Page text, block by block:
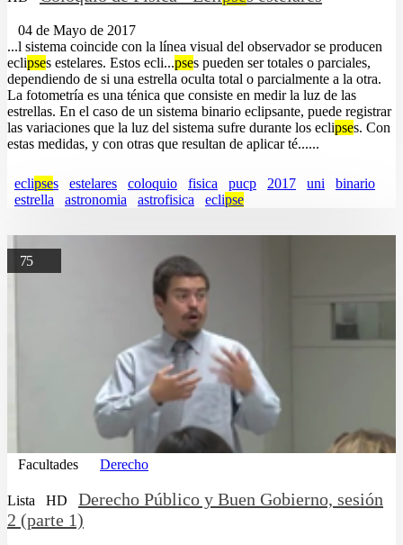
04 de Mayo de 2017
...l sistema coincide con la línea visual del observador se producen
eclipses estelares. Estos ecli...pses pueden ser totales o parciales,
dependiendo de si una estrella oculta total o parcialmente a la otra.
La fotometría es una ténica que consiste en medir la luz de las
estrellas. En el caso de un sistema binario eclipsante, puede registrar
las variaciones que la luz del sistema sufre durante los eclipses. Con
estas medidas, y con otras que resultan de aplicar té......
eclipses estelares coloquio fisica pucp 2017 uni
binario
estrella
astronomia astrofisica eclipse
75
Facultades Derecho
Lista HD
Derecho Público y Buen Gobierno, sesión
2 (parte 1)